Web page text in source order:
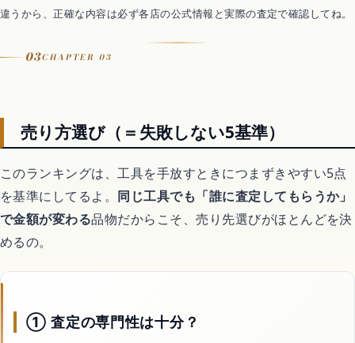
注意
バッテリーは本体と分けて回収ボックスや指定ルートへ
粗大ごみは申込から収集まで日数がかかる・余裕をもって
違うから、正確な内容は必ず各店の公式情報と実際の査定で確認してね。
03CHAPTER 03
売り方選び（＝失敗しない5基準）
このランキングは、工具を手放すときにつまずきやすい5点
を基準にしてるよ。 同じ工具でも「誰に査定してもらうか」
で金額が変わる品物だからこそ、売り先選びがほとんどを決
めるの。
① 査定の専門性は十分？